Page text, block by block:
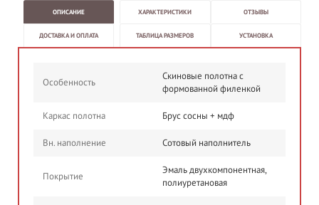
ОПИСАНИЕ ХАРАКТЕРИСТИКИ ОТЗЫВЫ
ДОСТАВКА И ОПЛАТА ТАБЛИЦА РАЗМЕРОВ УСТАНОВКА
Особенность
Скиновые полотна с
формованной филенкой
Каркас полотна Брус сосны + мдф
Вн. наполнение Сотовый наполнитель
Покрытие
Эмаль двухкомпонентная,
полиуретановая